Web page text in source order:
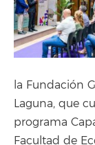
la Fundación
Laguna, que
programa
Facultad de